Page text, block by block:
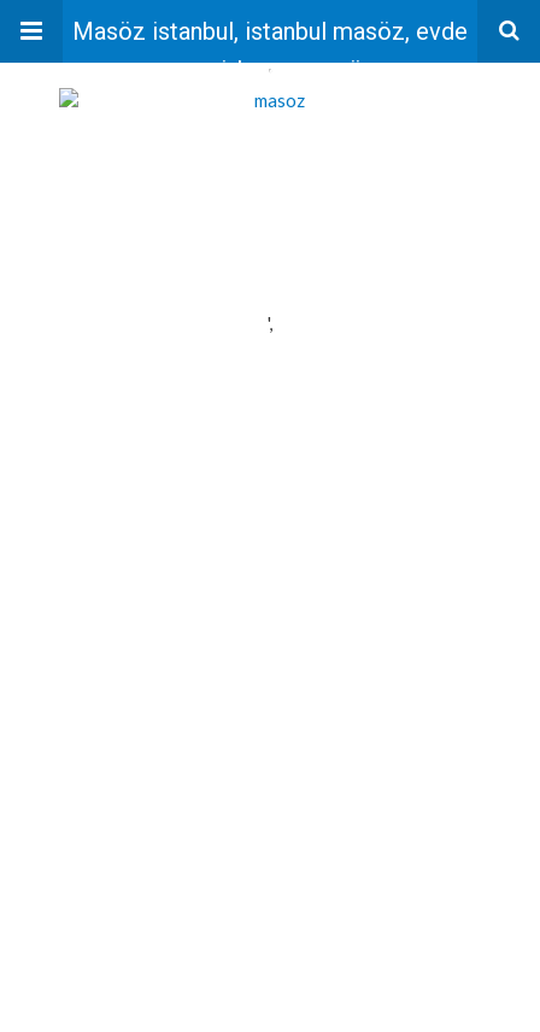
Masöz istanbul, istanbul masöz, evde
masaj, bayan masöz
'
',